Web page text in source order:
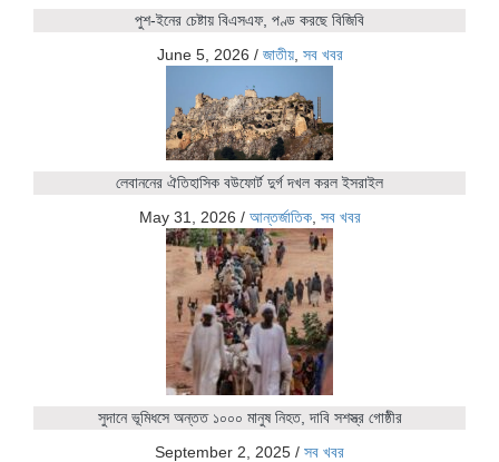
পুশ-ইনের চেষ্টায় বিএসএফ, পণ্ড করছে বিজিবি
June 5, 2026 / জাতীয়, সব খবর
লেবাননের ঐতিহাসিক বউফোর্ট দুর্গ দখল করল ইসরাইল
May 31, 2026 / আন্তর্জাতিক, সব খবর
সুদানে ভূমিধসে অন্তত ১০০০ মানুষ নিহত, দাবি সশস্ত্র গোষ্ঠীর
September 2, 2025 / সব খবর